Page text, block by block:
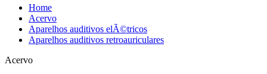
Home
Acervo
Aparelhos auditivos elÃ©tricos
Aparelhos auditivos retroauriculares
Acervo